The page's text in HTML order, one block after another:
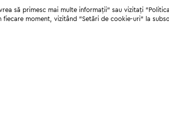
să primesc mai multe informații" sau vizitați
fiecare moment, vizitând "Setări de cookie-uri" la